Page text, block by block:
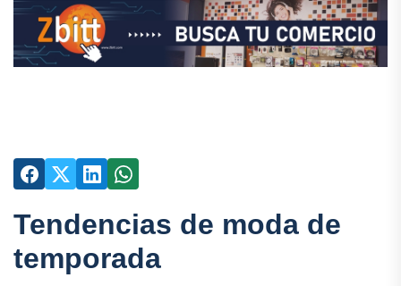
Tendencias de moda de
temporada